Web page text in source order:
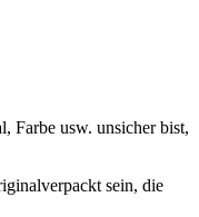
Farbe usw. unsicher bist,
sein, die